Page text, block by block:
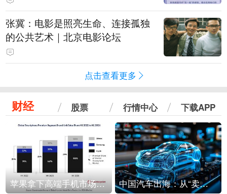
张冀：电影是照亮生命、连接孤独
的公共艺术｜北京电影论坛
点击查看更多
财经 股票 行情中心 下载APP
苹果拿下高端手机市场65%的份额：iPhone 17系列功不可没 中国汽车出海：从“卖出去”到“走进去”